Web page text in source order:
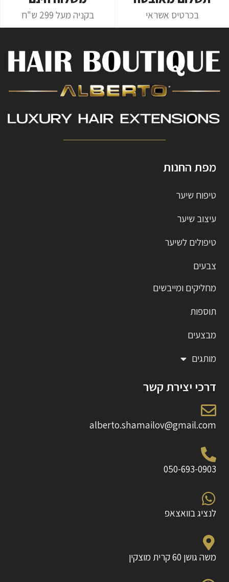
בכרטיס אשראי בקניה מעל 299 ש"ח
מפת החנות
טיפוח שיער
עיצוב שיער
טיפולים לשיער
צבעים
מחליקים ומייבשים
תוספות
מבצעים
מותגים
דרכי יצירת קשר
alberto.shamailov@gmail.com
050-693-0903
לנציג בוואצאפ
משה גושן 60 קרית מוצקין